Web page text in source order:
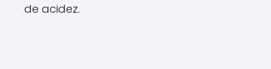
de acidez.